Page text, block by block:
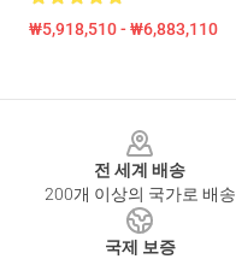
₩5,918,510 - ₩6,883,110
전 세계 배송
200개 이상의 국가로 배송
국제 보증